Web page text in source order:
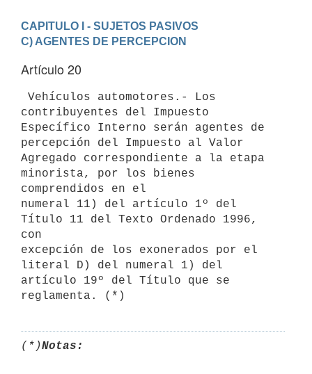
CAPITULO I - SUJETOS PASIVOS
C) AGENTES DE PERCEPCION
Artículo 20
contribuyentes del Impuesto
Específico Interno serán agentes de
percepción del Impuesto al Valor
Agregado correspondiente a la etapa
minorista, por los bienes
comprendidos en el
numeral 11) del artículo 1º del
Título 11 del Texto Ordenado 1996,
con
excepción de los exonerados por el
literal D) del numeral 1) del
artículo 19º del Título que se
(*)Notas: